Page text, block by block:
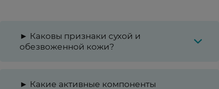
► Каковы признаки сухой и
обезвоженной кожи?
► Какие активные компоненты